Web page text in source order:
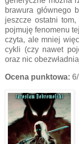
brawura głównego
jeszcze ostatni
pojmuję fenomenu
czyta, ale mniej
cykli (czy nawet
oraz nic
Ocena punktowa: